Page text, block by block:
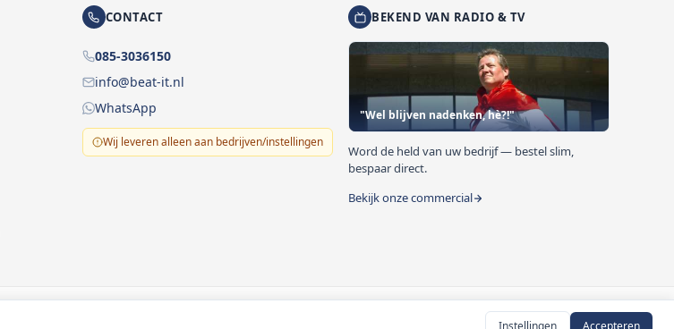
Instellingen Accepteren
CONTACT
085-3036150
info@beat-it.nl
WhatsApp
Wij leveren alleen aan bedrijven/instellingen
BEKEND VAN RADIO & TV
"Wel blijven nadenken, hè?!"
Word de held van uw bedrijf — bestel slim,
bespaar direct.
Bekijk onze commercial